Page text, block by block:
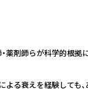
薬剤師らが科学的根拠
よる衰えを経験して